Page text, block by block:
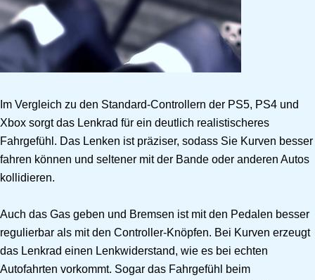
Im Vergleich zu den Standard-Controllern der PS5, PS4 und
Xbox sorgt das Lenkrad für ein deutlich realistischeres
Fahrgefühl. Das Lenken ist präziser, sodass Sie Kurven besser
fahren können und seltener mit der Bande oder anderen Autos
kollidieren.
Auch das Gas geben und Bremsen ist mit den Pedalen besser
regulierbar als mit den Controller-Knöpfen. Bei Kurven erzeugt
das Lenkrad einen Lenkwiderstand, wie es bei echten
Autofahrten vorkommt. Sogar das Fahrgefühl beim